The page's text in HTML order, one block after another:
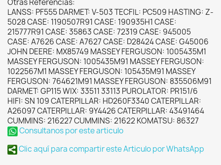
Otras Referencias:
LANSS: PF555 DARMET: V-503 TECFIL: PC509 HASTING: Z-
5028 CASE: 1190507R91 CASE: 190935H1 CASE:
215777R91 CASE: 35863 CASE: 72319 CASE: 945005
CASE: A7626 CASE: A7627 CASE: D28424 CASE: G45006
JOHN DEERE: MX85749 MASSEY FERGUSON: 1005435M1
MASSEY FERGUSON: 1005435M91 MASSEY FERGUSON:
1022567M1 MASSEY FERGUSON: 105435M91 MASSEY
FERGUSON: 764621M91 MASSEY FERGUSON: 835506M91
DARMET: GP115 WIX: 33511 33113 PUROLATOR: PR151/6
HIFI: SN 109 CATERPILLAR: HD260F3340 CATERPILLAR:
A26097 CATERPILLAR: 9Y4426 CATERPILLAR: 43491464
CUMMINS: 216227 CUMMINS: 21622 KOMATSU: 86327
Consultanos por este articulo
Clic aquí para compartir este Articulo por WhatsApp